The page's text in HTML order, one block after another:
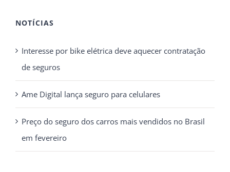
NOTÍCIAS
Interesse por bike elétrica deve aquecer contratação
de seguros
Ame Digital lança seguro para celulares
Preço do seguro dos carros mais vendidos no Brasil
em fevereiro